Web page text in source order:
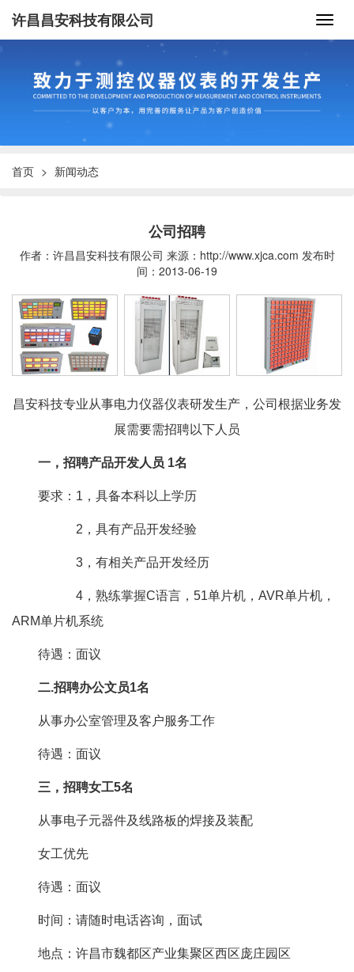
许昌昌安科技有限公司
首页 新闻动态
公司招聘
作者：许昌昌安科技有限公司 来源：http://www.xjca.com 发布时
间：2013-06-19
昌安科技专业从事电力仪器仪表研发生产，公司根据业务发
展需要需招聘以下人员
一，招聘产品开发人员 1名
要求：1，具备本科以上学历
2，具有产品开发经验
3，有相关产品开发经历
4，熟练掌握C语言，51单片机，AVR单片机，
ARM单片机系统
待遇：面议
二.招聘办公文员1名
从事办公室管理及客户服务工作
待遇：面议
三，招聘女工5名
从事电子元器件及线路板的焊接及装配
女工优先
待遇：面议
时间：请随时电话咨询，面试
地点：许昌市魏都区产业集聚区西区庞庄园区